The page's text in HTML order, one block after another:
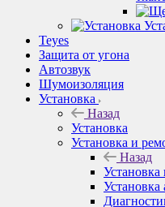
Teyes
Защита от угона
Автозвук
Шумоизоляция
Установка
Назад
Установка
Установка и
Назад
Установка
Установка